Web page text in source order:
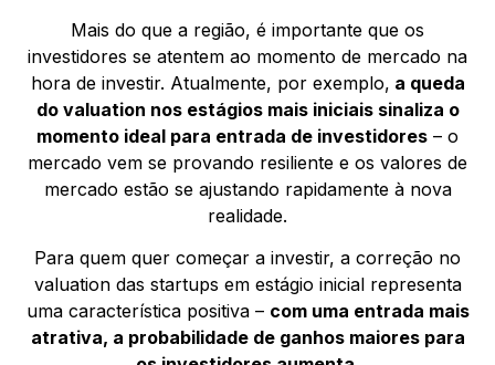
Mais do que a região, é importante que os
investidores se atentem ao momento de mercado na
hora de investir. Atualmente, por exemplo, a queda
do valuation nos estágios mais iniciais sinaliza o
momento ideal para entrada de investidores – o
mercado vem se provando resiliente e os valores de
mercado estão se ajustando rapidamente à nova
realidade.
Para quem quer começar a investir, a correção no
valuation das startups em estágio inicial representa
uma característica positiva – com uma entrada mais
atrativa, a probabilidade de ganhos maiores para